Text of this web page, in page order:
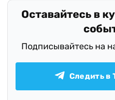
Оставайтесь в
Подписывайтесь на
Следить в